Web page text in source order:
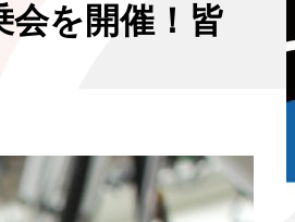
会を開催！皆